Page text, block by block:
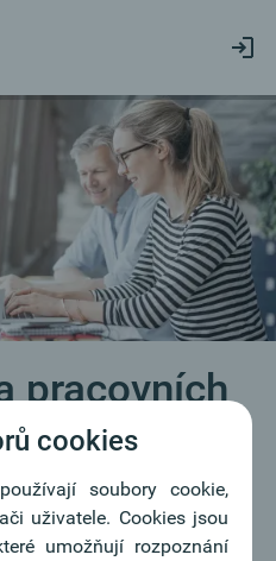
pracovních
hledáme
kolegy.
cookies
soubory cookie,
uživatele. Cookies jsou
umožňují rozpoznání